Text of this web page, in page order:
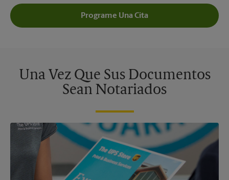
Programe Una Cita
Una Vez Que Sus Documentos
Sean Notariados